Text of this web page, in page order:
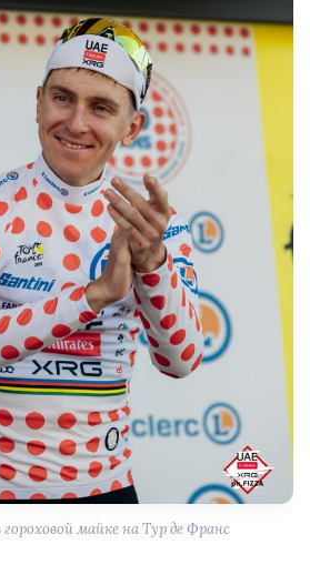
гороховой майке на Тур де Франс